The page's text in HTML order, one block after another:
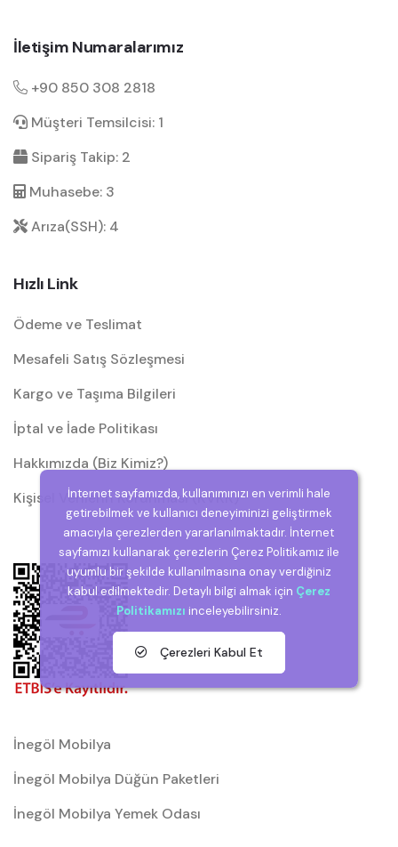
İletişim Numaralarımız
+90 850 308 2818
Müşteri Temsilcisi: 1
Sipariş Takip: 2
Muhasebe: 3
Arıza(SSH): 4
Hızlı Link
Ödeme ve Teslimat
Mesafeli Satış Sözleşmesi
Kargo ve Taşıma Bilgileri
İptal ve İade Politikası
Hakkımızda (Biz Kimiz?)
Kişisel Verilerin Korunması (KVKK)
İnegöl Mobilya
İnegöl Mobilya Düğün Paketleri
İnegöl Mobilya Yemek Odası
İnternet sayfamızda, kullanımınızı en verimli hale
getirebilmek ve kullanıcı deneyiminizi geliştirmek
amacıyla çerezlerden yararlanılmaktadır. İnternet
sayfamızı kullanarak çerezlerin Çerez Politikamız ile
uyumlu bir şekilde kullanılmasına onay verdiğiniz
kabul edilmektedir. Detaylı bilgi almak için Çerez
Politikamızı inceleyebilirsiniz.
Çerezleri Kabul Et